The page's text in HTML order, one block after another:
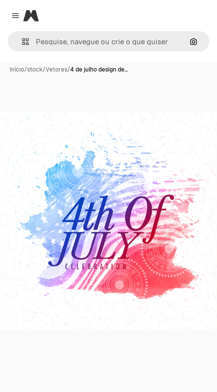
Close menu
Magnific
Início/stock/Vetores/4 de julho design de…